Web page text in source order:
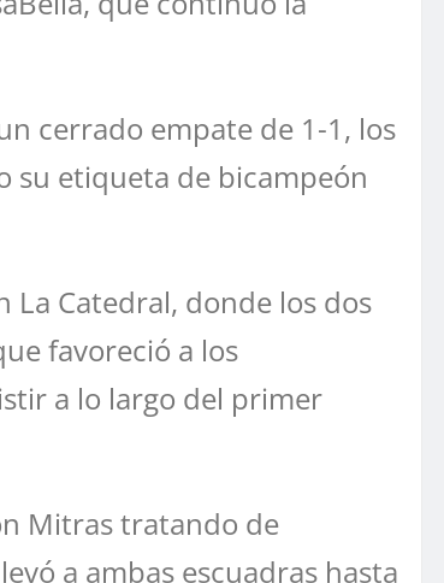
cerrado empate de 1-1, los
su etiqueta de bicampeón
La Catedral, donde los dos
favoreció a los
a lo largo del primer
Mitras tratando de
a ambas escuadras hasta